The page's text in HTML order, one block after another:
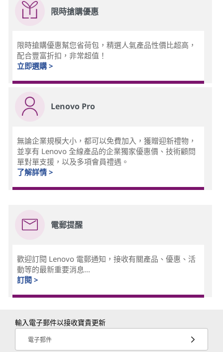
限時搶購優惠
限時搶購優惠幫您省荷包，精選人氣產品性價比超高，
配合豐富折扣，非常超值！
立即選購 >
Lenovo Pro
無論企業規模大小，都可以免費加入，獲贈迎新禮物，
並享有 Lenovo 全線產品的企業獨家優惠價、技術顧問
單對單支援，以及多項會員禮遇。
了解詳情 >
電郵提醒
歡迎訂閱 Lenovo 電郵通知，接收有關產品、優惠、活
動等的最新重要消息...
訂閱 >
輸入電子郵件以接收寶貴更新
電子郵件